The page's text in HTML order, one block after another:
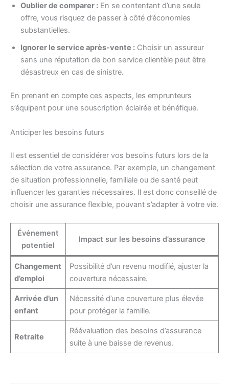
Oublier de comparer : En se contentant d’une seule
offre, vous risquez de passer à côté d’économies
substantielles.
Ignorer le service après-vente : Choisir un assureur
sans une réputation de bon service clientèle peut être
désastreux en cas de sinistre.
En prenant en compte ces aspects, les emprunteurs
s’équipent pour une souscription éclairée et bénéfique.
Anticiper les besoins futurs
Il est essentiel de considérer vos besoins futurs lors de la
sélection de votre assurance. Par exemple, un changement
de situation professionnelle, familiale ou de santé peut
influencer les garanties nécessaires. Il est donc conseillé de
choisir une assurance flexible, pouvant s’adapter à votre vie.
Événement
potentiel
Impact sur les besoins d’assurance
Changement
d’emploi
Possibilité d’un revenu modifié, ajuster la
couverture nécessaire.
Arrivée d’un
enfant
Nécessité d’une couverture plus élevée
pour protéger la famille.
Retraite
Réévaluation des besoins d’assurance
suite à une baisse de revenus.